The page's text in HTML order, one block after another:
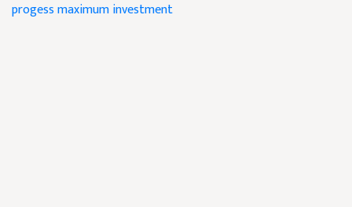
progessmaximum investment